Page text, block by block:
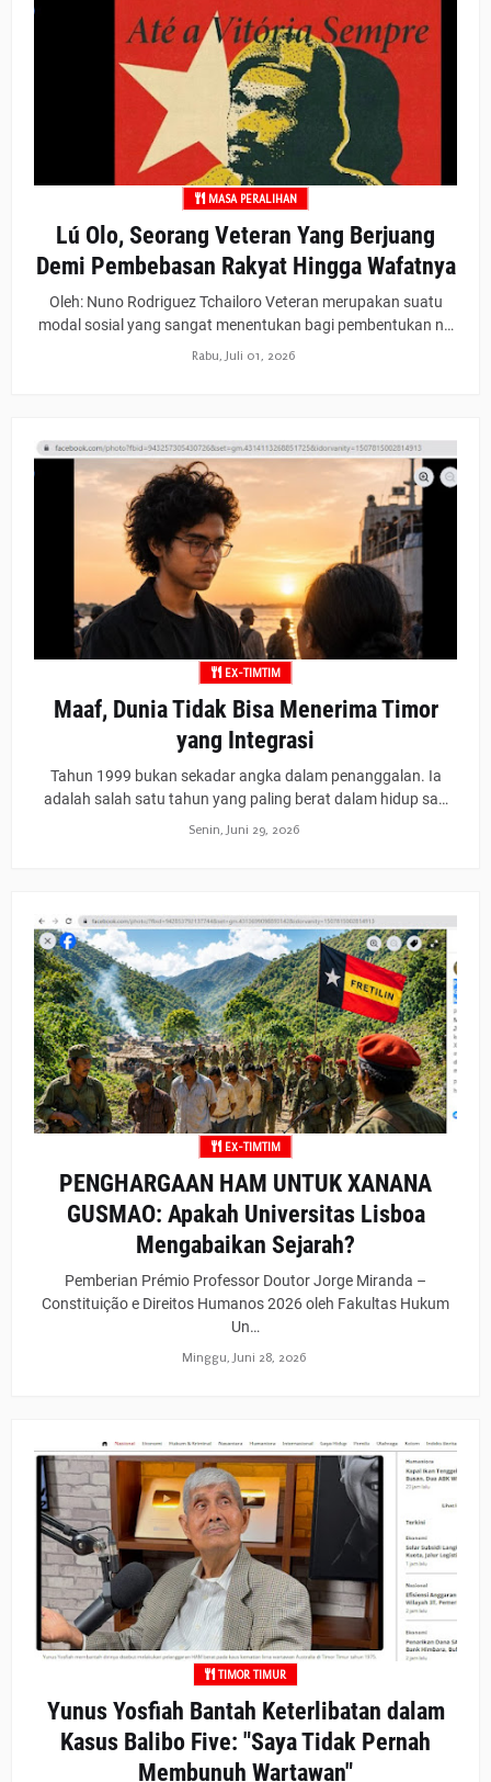
MASA PERALIHAN
Lú Olo, Seorang Veteran Yang Berjuang
Demi Pembebasan Rakyat Hingga Wafatnya
Oleh: Nuno Rodriguez Tchailoro Veteran merupakan suatu
modal sosial yang sangat menentukan bagi pembentukan n…
Rabu, Juli 01, 2026
EX-TIMTIM
Maaf, Dunia Tidak Bisa Menerima Timor
yang Integrasi
Tahun 1999 bukan sekadar angka dalam penanggalan. Ia
adalah salah satu tahun yang paling berat dalam hidup sa…
Senin, Juni 29, 2026
EX-TIMTIM
PENGHARGAAN HAM UNTUK XANANA
GUSMAO: Apakah Universitas Lisboa
Mengabaikan Sejarah?
Pemberian Prémio Professor Doutor Jorge Miranda –
Constituição e Direitos Humanos 2026 oleh Fakultas Hukum
Un…
Minggu, Juni 28, 2026
TIMOR TIMUR
Yunus Yosfiah Bantah Keterlibatan dalam
Kasus Balibo Five: "Saya Tidak Pernah
Membunuh Wartawan"